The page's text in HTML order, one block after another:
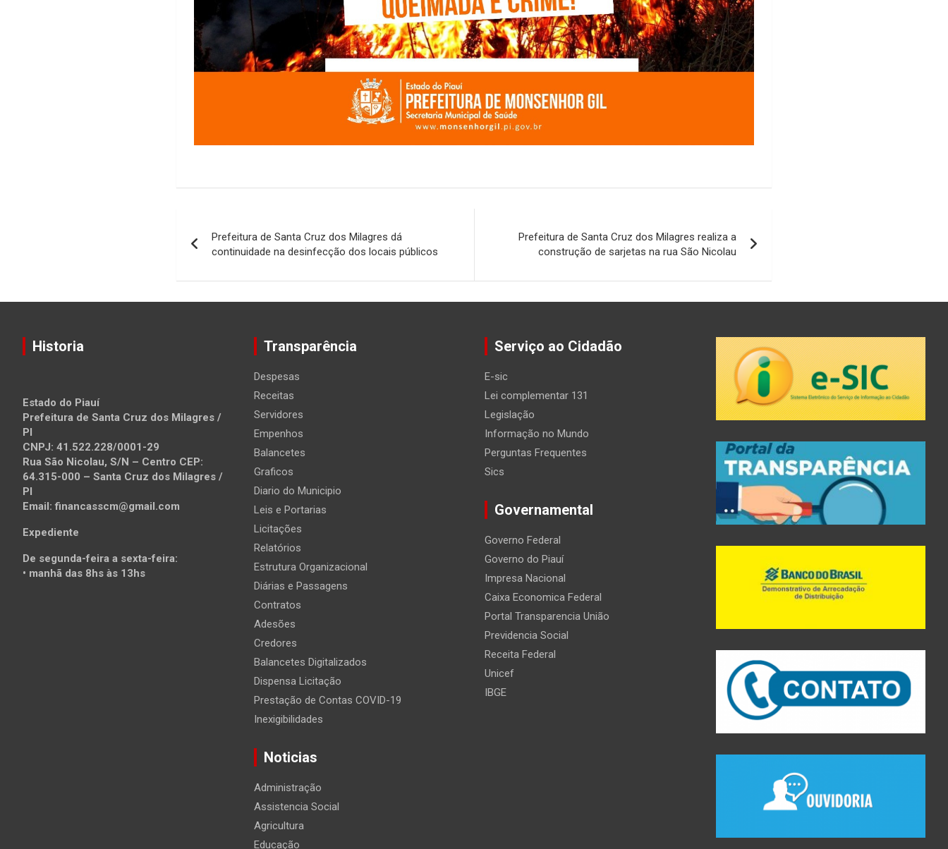
de
Post
Prefeitura de Santa Cruz dos Milagres dá
continuidade na desinfecção dos locais públicos
Prefeitura de Santa Cruz dos Milagres realiza a
construção de sarjetas na rua São Nicolau
Historia
Estado do Piauí
Prefeitura de Santa Cruz dos Milagres /
PI
CNPJ: 41.522.228/0001-29
Rua São Nicolau, S/N – Centro CEP:
64.315-000 – Santa Cruz dos Milagres /
PI
Email: financasscm@gmail.com
Expediente
De segunda-feira a sexta-feira:
• manhã das 8hs às 13hs
Transparência
Despesas
Receitas
Servidores
Empenhos
Balancetes
Graficos
Diario do Municipio
Leis e Portarias
Licitações
Relatórios
Estrutura Organizacional
Diárias e Passagens
Contratos
Adesões
Credores
Balancetes Digitalizados
Dispensa Licitação
Prestação de Contas COVID-19
Inexigibilidades
Noticias
Administração
Assistencia Social
Agricultura
Educação
Serviço ao Cidadão
E-sic
Lei complementar 131
Legislação
Informação no Mundo
Perguntas Frequentes
Sics
Governamental
Governo Federal
Governo do Piauí
Impresa Nacional
Caixa Economica Federal
Portal Transparencia União
Previdencia Social
Receita Federal
Unicef
IBGE